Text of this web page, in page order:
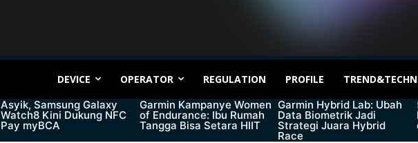
DEVICE OPERATOR REGULATION PROFILE
Asyik, Samsung Galaxy
Watch8 Kini Dukung NFC
Pay myBCA
Garmin Kampanye Women
of Endurance: Ibu Rumah
Tangga Bisa Setara HIIT
Garmin Hybrid Lab: Ubah
Data Biometrik Jadi
Strategi Juara Hybrid
Race